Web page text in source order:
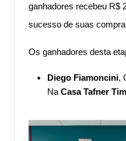
ganhadores recebeu R$
sucesso de suas
Os ganhadores desta
Diego Fiamoncini,
Na Casa Tafner